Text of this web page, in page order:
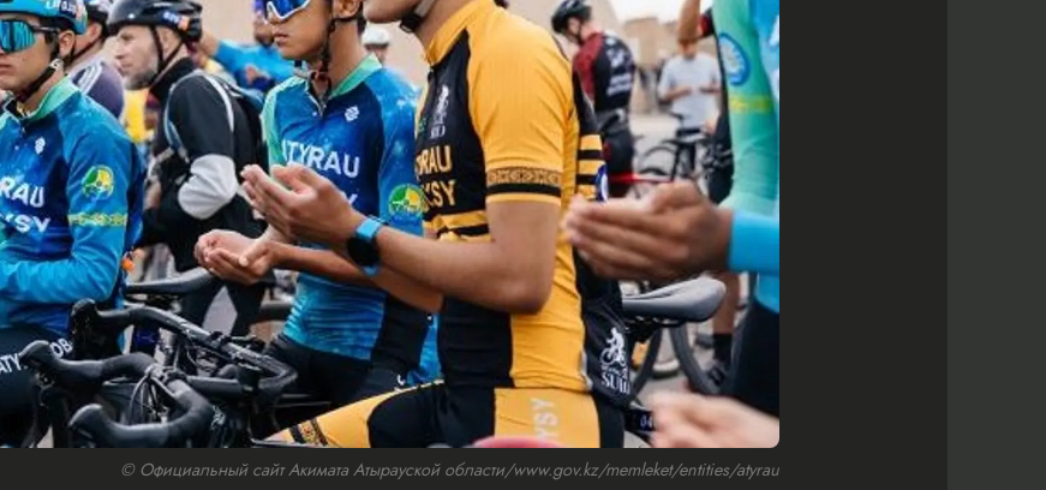
© Официальный сайт Акимата Атырауской области/www.gov.kz/memleket/entities/atyrau